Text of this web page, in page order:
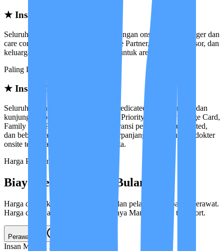
★ Insan Medika Reguler
Seluruh sistem Basic, ditambah kunjungan onsite Case Manager dan
care conference berkala bersama Care Partner, Medical Advisor, dan
keluarga. Kunjungan onsite tersedia untuk area DKI Jakarta.
Paling Lengkap
★ Insan Medika Premium
Seluruh layanan Reguler, ditambah dedicated Case Manager dan
kunjungan dokter onsite. Dilengkapi Priority Access, Privilege Card,
Family Care Plan, Welcome Gift, garansi penggantian unlimited,
dan bebas Biaya Manajemen saat perpanjangan. Kunjungan dokter
onsite tersedia untuk area DKI Jakarta.
Harga Program
Biaya Perawatan per Bulan
Harga dibedakan oleh pengalaman dan pelatihan tambahan perawat.
Harga di bawah belum termasuk Biaya Manajemen & transport.
Perawat STR
Insan Medika Basic